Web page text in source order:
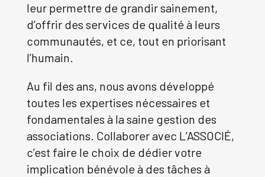
leur permettre de grandir sainement,
d’offrir des services de qualité à leurs
communautés, et ce, tout en priorisant
l’humain.
Au fil des ans, nous avons développé
toutes les expertises nécessaires et
fondamentales à la saine gestion des
associations. Collaborer avec L’ASSOCIÉ,
c’est faire le choix de dédier votre
implication bénévole à des tâches à